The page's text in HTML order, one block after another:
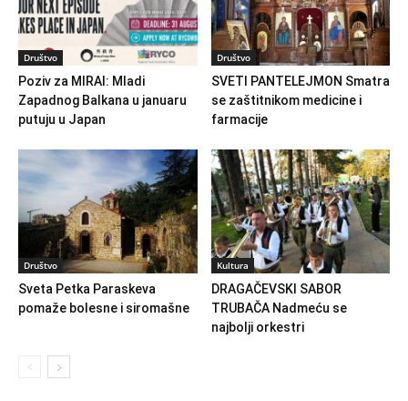
Društvo
Poziv za MIRAI: Mladi
Zapadnog Balkana u januaru
putuju u Japan
Društvo
SVETI PANTELEJMON Smatra
se zaštitnikom medicine i
farmacije
Društvo
Sveta Petka Paraskeva
pomaže bolesne i siromašne
Kultura
DRAGAČEVSKI SABOR
TRUBAČA Nadmeću se
najbolji orkestri